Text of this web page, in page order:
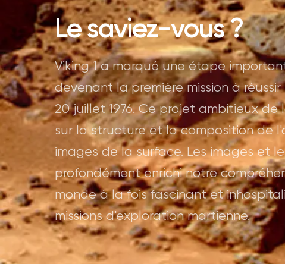
Le saviez-vous ?
Viking 1 a marqué une étape
devenant la première mission à
20 juillet 1976. Ce projet ambitieux de
sur la structure et la composition de
images de la surface. Les images et
profondément enrichi notre
monde à la fois fascinant et
missions d'exploration martienne.